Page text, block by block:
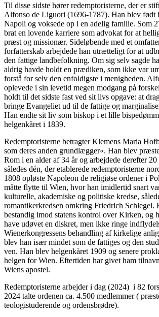
Til disse sidste hører redemptoristerne, der er
Alfonso de Liguori (1696-1787). Han blev født
Napoli og voksede op i en adelig familie. Som
brat en lovende karriere som advokat for at
præst og missionær. Sideløbende med et
forfatterskab arbejdede han utrætteligt for at
den fattige landbefolkning. Om sig selv sagde
aldrig havde holdt en prædiken, som ikke var
forstå for selv den enfoldigste i menigheden.
oplevede i sin levetid megen modgang på
holdt til det sidste fast ved sit livs opgave: at
bringe Evangeliet ud til de fattige og
Han endte sit liv som biskop i et lille
helgenkåret i 1839.
Redemptoristerne betragter Klemens Maria
som deres anden grundlægger«. Han blev
Rom i en alder af 34 år og arbejdede derefter
således dén, der etablerede redemptoristerne
1808 opløste Napoleon de religiøse ordener i
måtte flytte til Wien, hvor han imidlertid snart
kulturelle, akademiske og politiske kredse,
romantikerkredsen omkring Friedrich Schlegel.
bestandig imod statens kontrol over Kirken, og
have udøvet en diskret, men ikke ringe
Wienerkongressens behandling af kirkelige
blev han især mindet som de fattiges og den
ven. Han blev helgenkåret 1909 og senere
helgen for Wien. Eftertiden har givet ham
Wiens apostel.
Redemptoristerne arbejder i dag (2024) i 82
2024 talte ordenen ca. 4.500 medlemmer (
teologistuderende og ordensbrødre).